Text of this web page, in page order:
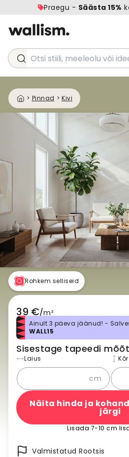
Praegu - Säästa 15%
Otsi stiili, meeleolu või ideed...
> Pinnad > Kivi
Rohkem selliseid
39 €/m²
Ainult 3 päeva jäänud! -
WALL15
Sisestage tapeedi
Laius
cm
Näita hinda ja
järgi
Lisada 7-10 cm
Valmistatud Rootsis